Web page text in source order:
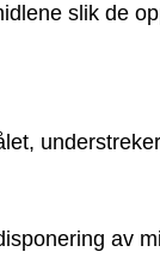
slik de
av